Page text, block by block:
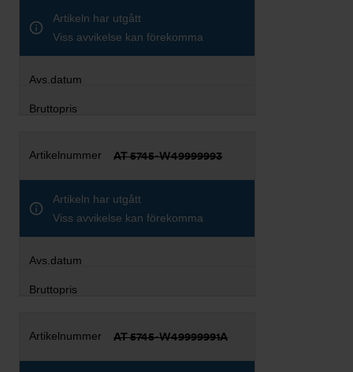
Artikeln har utgått
Viss avvikelse kan förekomma
AT 5745-W49999993
Artikeln har utgått
Viss avvikelse kan förekomma
AT 5745-W49999991A